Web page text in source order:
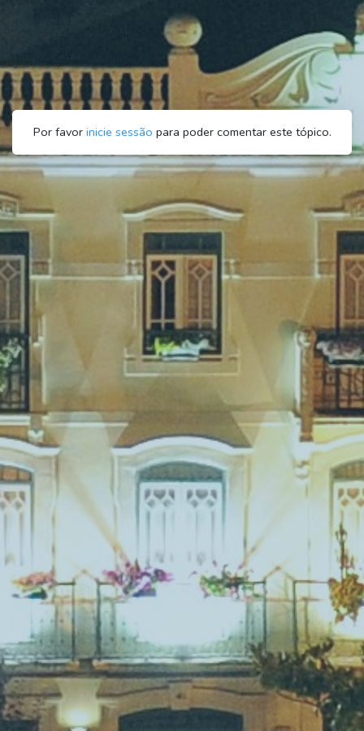
Por favor inicie sessão para poder comentar este tópico.